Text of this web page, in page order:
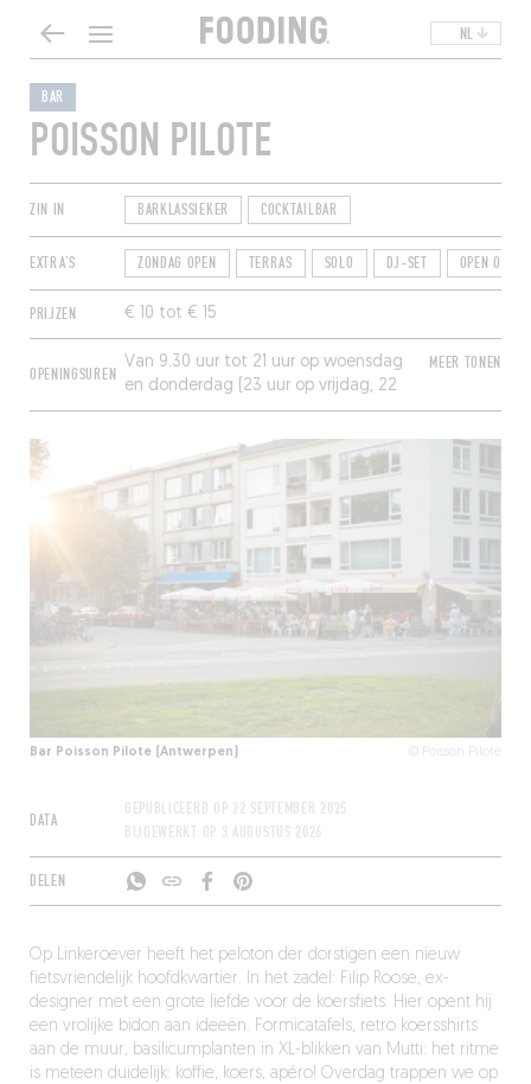
NL
BAR
POISSON PILOTE
ZIN IN BARKLASSIEKER COCKTAILBAR
EXTRA'S ZONDAG OPEN TERRAS SOLO DJ-SET OPEN
PRIJZEN € 10 tot € 15
OPENINGSUREN
Van 9.30 uur tot 21 uur op woensdag
en donderdag (23 uur op vrijdag, 22
uur op zaterdag en 20 uur op zondag).
MEER TONEN
Bar Poisson Pilote (Antwerpen) © Poisson Pilote
DATA
GEPUBLICEERD OP 22 SEPTEMBER 2025
BIJGEWERKT OP 3 AUGUSTUS 2026
DELEN
Op Linkeroever heeft het peloton der dorstigen een nieuw
fietsvriendelijk hoofdkwartier. In het zadel: Filip Roose, ex-
designer met een grote liefde voor de koersfiets. Hier opent hij
een vrolijke bidon aan ideeën. Formicatafels, retro koersshirts
aan de muur, basilicumplanten in XL-blikken van Mutti: het ritme
is meteen duidelijk: koffie, koers, apéro! Overdag trappen we op